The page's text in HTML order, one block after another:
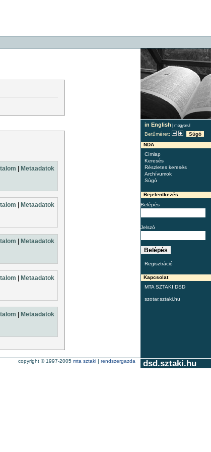
in English | magyarul
Betűméret:
Súgó
NDA
Címlap
Keresés
Részletes keresés
Archívumok
Súgó
Bejelentkezés
Belépés
Jelszó
Regisztráció
Kapcsolat
MTA SZTAKI DSD
szotar.sztaki.hu
| Metaadatok
Metaadatok
Metaadatok
| Metaadatok
Metaadatok
dsd.sztaki.hu
copyright © 1997-2005 mta sztaki rendszergazda